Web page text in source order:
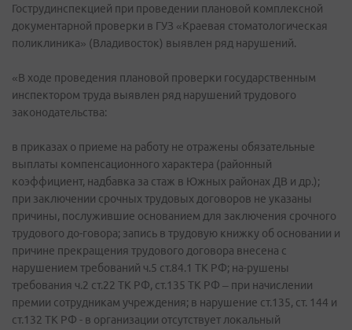
Гострудинспекцией при проведении плановой комплексной
документарной проверки в ГУЗ «Краевая стоматологическая
поликлиника» (Владивосток) выявлен ряд нарушений.
«В ходе проведения плановой проверки государственным
инспектором труда выявлен ряд нарушений трудового
законодательства:
в приказах о приеме на работу не отражены обязательные
выплаты компенсационного характера (районный
коэффициент, надбавка за стаж в Южных районах ДВ и др.);
при заключении срочных трудовых договоров не указаны
причины, послужившие основанием для заключения срочного
трудового до-говора; запись в трудовую книжку об основании и
причине прекращения трудового договора внесена с
нарушением требований ч.5 ст.84.1 ТК РФ; на-рушены
требования ч.2 ст.22 ТК РФ, ст.135 ТК РФ – при начислении
премии сотрудникам учреждения; в нарушение ст.135, ст. 144 и
ст.132 ТК РФ - в организации отсутствует локальный